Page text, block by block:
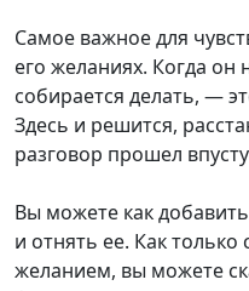
Самое важное для
его желаниях. Когда он
собирается делать, —
Здесь и решится,
разговор прошел
Вы можете как
и отнять ее. Как
желанием, вы можете